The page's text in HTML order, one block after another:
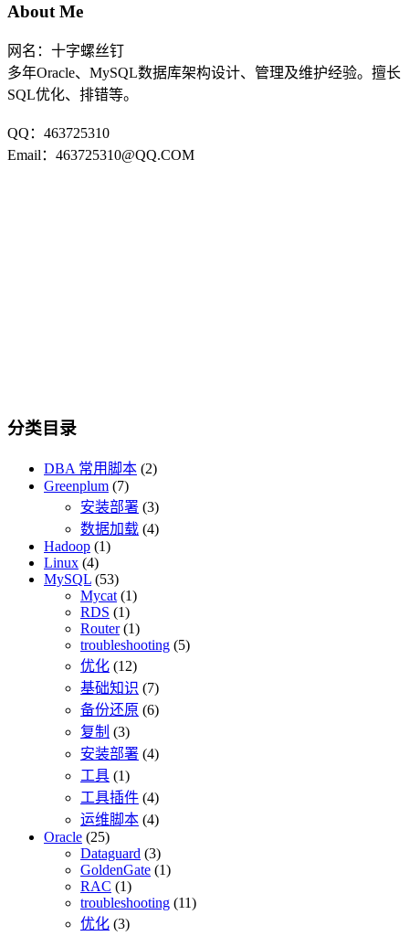
About Me
网名：十字螺丝钉
多年Oracle、MySQL数据库架构设计、管理及维护经验。擅长
SQL优化、排错等。
QQ：463725310
Email：463725310@QQ.COM
分类目录
DBA 常用脚本 (2)
Greenplum (7)
安装部署 (3)
数据加载 (4)
Hadoop (1)
Linux (4)
MySQL (53)
Mycat (1)
RDS (1)
Router(1)
troubleshooting (5)
优化 (12)
基础知识 (7)
备份还原 (6)
复制 (3)
安装部署 (4)
工具 (1)
工具插件 (4)
运维脚本 (4)
Oracle (25)
Dataguard (3)
GoldenGate (1)
RAC (1)
troubleshooting (11)
优化 (3)